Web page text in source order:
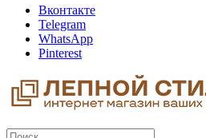
Вконтакте
Telegram
WhatsApp
Pinterest